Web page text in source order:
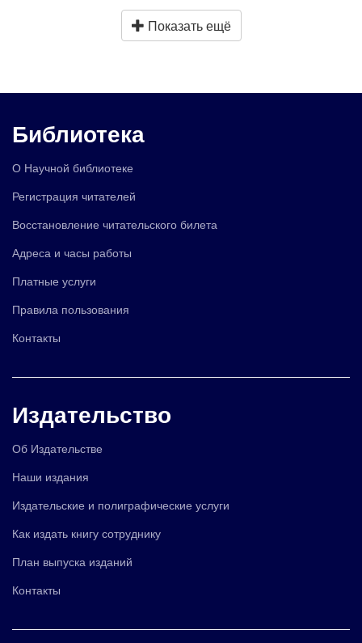
Показать ещё
Библиотека
О Научной библиотеке
Регистрация читателей
Восстановление читательского билета
Адреса и часы работы
Платные услуги
Правила пользования
Контакты
Издательство
Об Издательстве
Наши издания
Издательские и полиграфические услуги
Как издать книгу сотруднику
План выпуска изданий
Контакты